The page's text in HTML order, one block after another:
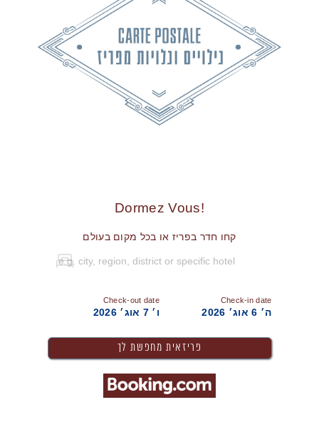
!Dormez Vous
קחו חדר בפריז או בכל מקום בעולם
Check-in date
ה׳ 6 אוג׳ 2026
Check-out date
ו׳ 7 אוג׳ 2026